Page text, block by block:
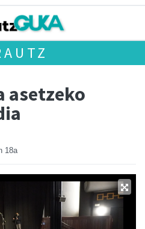
asetzeko
18a